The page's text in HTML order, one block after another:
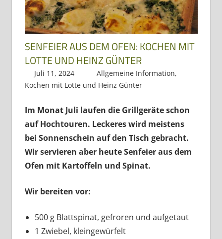
Dreiländereck
SENFEIER AUS DEM OFEN: KOCHEN MIT
LOTTE UND HEINZ GÜNTER
Juli 11, 2024 Regio3
Allgemeine Information,
Kochen mit Lotte und Heinz Günter
Im Monat Juli laufen die Grillgeräte schon
auf Hochtouren. Leckeres wird meistens
bei Sonnenschein auf den Tisch gebracht.
Wir servieren aber heute Senfeier aus dem
Ofen mit Kartoffeln und Spinat.
Wir bereiten vor:
500 g Blattspinat, gefroren und aufgetaut
1 Zwiebel, kleingewürfelt